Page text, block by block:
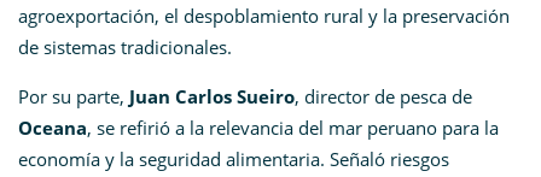
agroexportación, el despoblamiento rural y la preservación
de sistemas tradicionales.
Por su parte, Juan Carlos Sueiro, director de pesca de
Oceana, se refirió a la relevancia del mar peruano para la
economía y la seguridad alimentaria. Señaló riesgos